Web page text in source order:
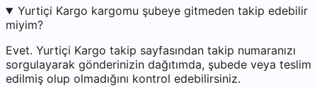
Yurtiçi Kargo kargomu şubeye gitmeden takip edebilir
miyim?
Evet. Yurtiçi Kargo takip sayfasından takip numaranızı
sorgulayarak gönderinizin dağıtımda, şubede veya teslim
edilmiş olup olmadığını kontrol edebilirsiniz.